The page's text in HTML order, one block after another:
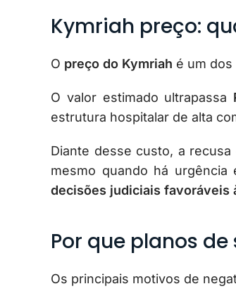
Kymriah preço:
O preço do Kymriah é um
O valor estimado ultrapassa
estrutura hospitalar de alta
Diante desse custo, a
mesmo quando há
decisões judiciais favoráveis
Por que planos
Os principais motivos de